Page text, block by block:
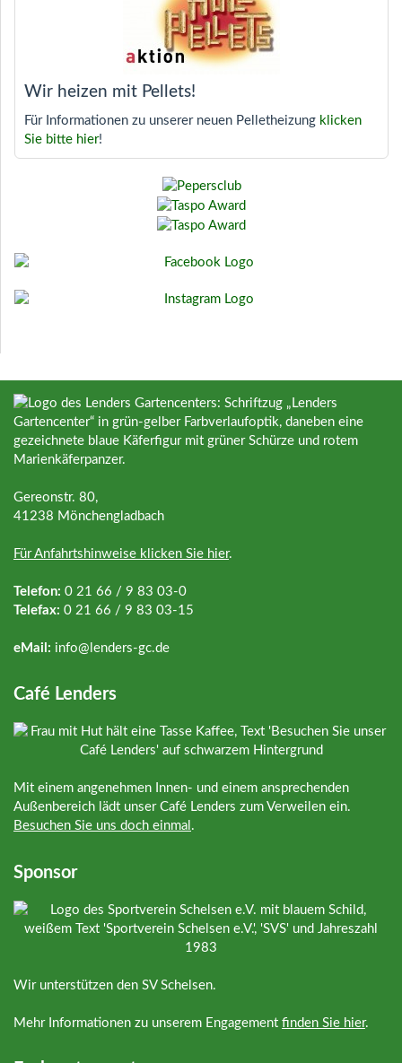
Wir heizen mit Pellets!
Für Informationen zu unserer neuen Pelletheizung klicken
Sie bitte hier!
Gereonstr. 80,
41238 Mönchengladbach
Für Anfahrtshinweise klicken Sie hier.
Telefon: 0 21 66 / 9 83 03-0
Telefax: 0 21 66 / 9 83 03-15
eMail: info@ lenders-gc.de
Café Lenders
Mit einem angenehmen Innen- und einem ansprechenden
Außenbereich lädt unser Café Lenders zum Verweilen ein.
Besuchen Sie uns doch einmal .
Sponsor
Wir unterstützen den SV Schelsen.
Mehr Informationen zu unserem Engagement finden Sie hier.